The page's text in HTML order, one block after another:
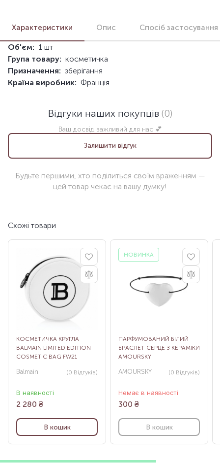
Характеристики Опис Спосіб застосування
Об'єм: 1 шт
Група товару: косметичка
Призначення: зберігання
Країна виробник: Франція
Відгуки наших покупців (0)
Ваш досвід важливий для нас 💕
Залишити відгук
Будьте першими, хто поділиться своїм враженням —
цей товар чекає на вашу думку!
Схожі товари
КОСМЕТИЧКА КРУГЛА
BALMAIN LIMITED EDITION
COSMETIC BAG FW21
Balmain (0 Відгуків)
В наявності
2 280 ₴
В кошик
НОВИНКА
ПАРФУМОВАНИЙ БІЛИЙ
БРАСЛЕТ-СЕРЦЕ З КЕРАМІКИ
AMOURSKY
AMOURSKY (0 Відгуків)
Немає в наявності
300 ₴
В кошик